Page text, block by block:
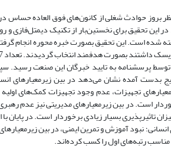
بروز حوادث شغلی از کانون‌های فوق العاده
این تحقیق برای نخستین‌بار از تکنیک دیمتل‌فازی
پرسشنامه به تایید خبرگان این صنعت رسید.
آمده نشان می‌دهد در بین زیرمعیارهای
تجهیزات، عدم وجود تجهیزات کمک‌های
است. در بین زیرمعیارهای مدیریتی نیز عدم
تاثیرپذیری بسیار زیادی برخوردار است. در پایان
نبود آموزش و تمرین ایمنی، در بین
رتبه‌های اول را کسب کرده‌اند.